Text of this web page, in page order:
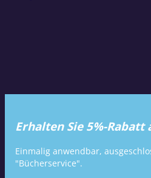
Erhalten Sie 5%-
Einmalig anwendbar,
"Bücherservice".